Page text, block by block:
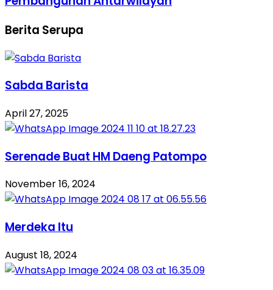
Berita Serupa
Sabda Barista
April 27, 2025
Serenade Buat HM Daeng Patompo
November 16, 2024
Merdeka Itu
August 18, 2024